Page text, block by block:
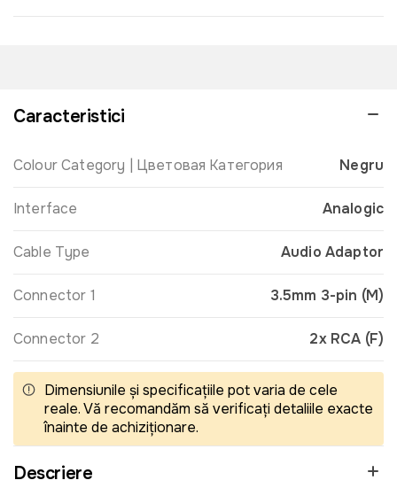
Caracteristici
Colour Category | Цветовая Категория Negru
Interface Analogic
Cable Type Audio Adaptor
Connector 1 3.5mm 3-pin (M)
Connector 2 2x RCA (F)
Dimensiunile și specificațiile pot varia de cele
reale. Vă recomandăm să verificați detaliile exacte
înainte de achiziționare.
Descriere